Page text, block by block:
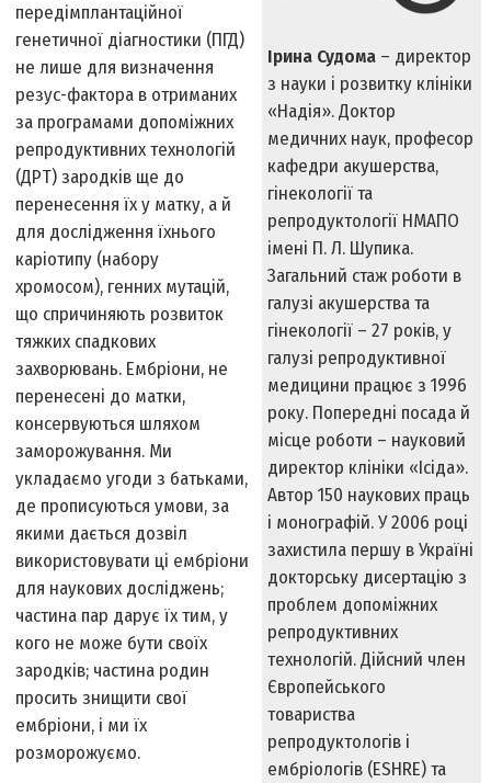
Ірина Судома– директор
з науки і розвитку клініки
«Надія». Доктор
медичних наук, професор
кафедри акушерства,
гінекології та
репродуктології НМАПО
імені П. Л. Шупика.
Загальний стаж роботи в
галузі акушерства та
гінекології – 27 років, у
галузі репродуктивної
медицини працює з 1996
року. Попередні посада й
місце роботи – науковий
директор клініки «Ісіда».
Автор 150 наукових праць
і монографій. У 2006 році
захистила першу в Україні
докторську дисертацію з
проблем допоміжних
репродуктивних
технологій. Дійсний член
Європейського
товариства
репродуктологів і
ембріологів (ESHRE) та
передімплантаційної
генетичної діагностики (ПГД)
не лише для визначення
резус-фактора в отриманих
за програмами допоміжних
репродуктивних технологій
(ДРТ) зародків ще до
перенесення їх у матку, а й
для дослідження їхнього
каріотипу (набору
хромосом), генних мутацій,
що спричиняють розвиток
тяжких спадкових
захворювань. Ембріони, не
перенесені до матки,
консервуються шляхом
заморожування. Ми
укладаємо угоди з батьками,
де прописуються умови, за
якими дається дозвіл
використовувати ці ембріони
для наукових досліджень;
частина пар дарує їх тим, у
кого не може бути своїх
зародків; частина родин
просить знищити свої
ембріони, і ми їх
розморожуємо.